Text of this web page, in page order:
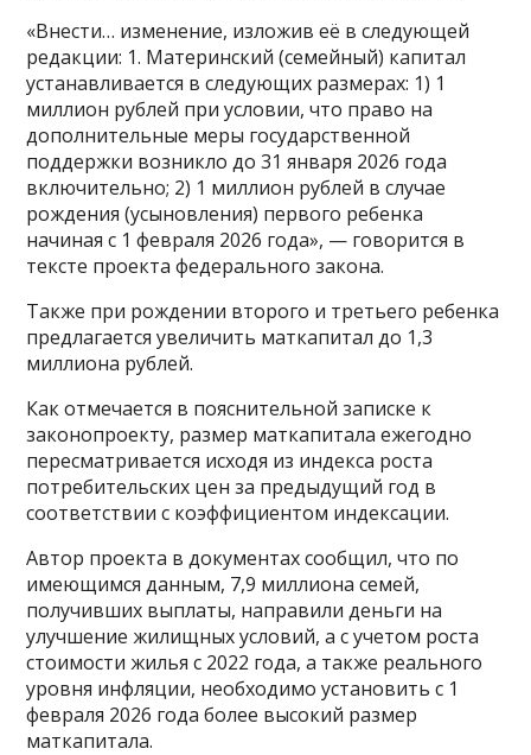
«Внести… изменение, изложив её в следующей
редакции: 1. Материнский (семейный) капитал
устанавливается в следующих размерах: 1) 1
миллион рублей при условии, что право на
дополнительные меры государственной
поддержки возникло до 31 января 2026 года
включительно; 2) 1 миллион рублей в случае
рождения (усыновления) первого ребенка
начиная с 1 февраля 2026 года», — говорится в
тексте проекта федерального закона.
Также при рождении второго и третьего ребенка
предлагается увеличить маткапитал до 1,3
миллиона рублей.
Как отмечается в пояснительной записке к
законопроекту, размер маткапитала ежегодно
пересматривается исходя из индекса роста
потребительских цен за предыдущий год в
соответствии с коэффициентом индексации.
Автор проекта в документах сообщил, что по
имеющимся данным, 7,9 миллиона семей,
получивших выплаты, направили деньги на
улучшение жилищных условий, а с учетом роста
стоимости жилья с 2022 года, а также реального
уровня инфляции, необходимо установить с 1
февраля 2026 года более высокий размер
маткапитала.